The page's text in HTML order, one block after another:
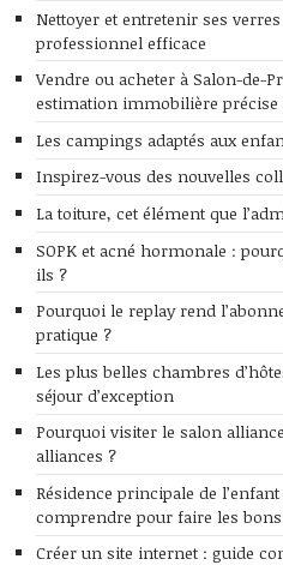
Nettoyer et entretenir ses
professionnel efficace
Vendre ou acheter à Salon-de-
estimation immobilière précise
Les campings adaptés aux
Inspirez-vous des nouvelles
La toiture, cet élément que
SOPK et acné hormonale :
ils ?
Pourquoi le replay rend
pratique ?
Les plus belles chambres
séjour d’exception
Pourquoi visiter le salon
alliances ?
Résidence principale de
comprendre pour faire les
Créer un site internet : guide